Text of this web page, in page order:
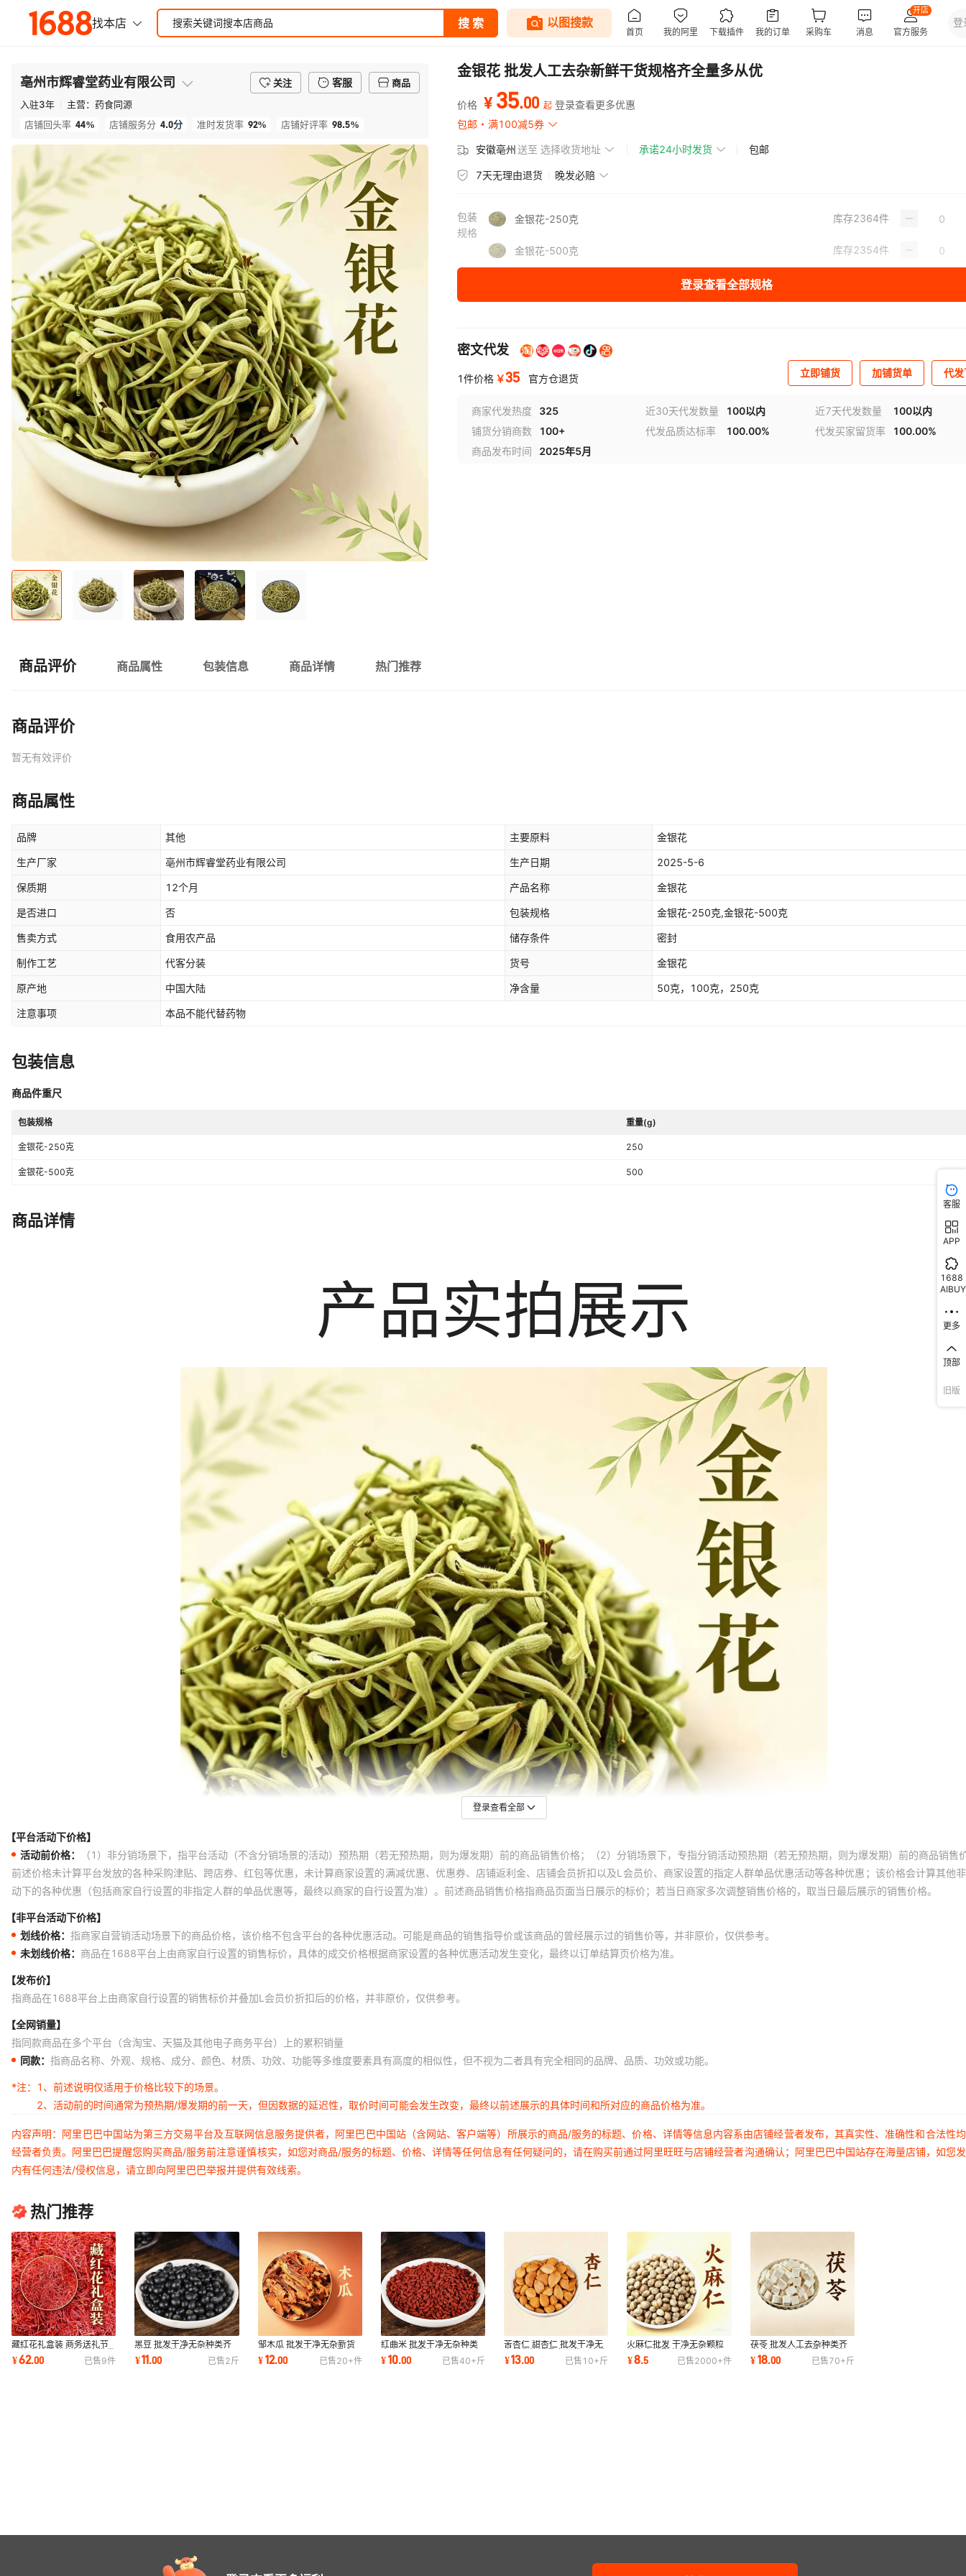
亳州市辉睿堂药业有限公司 关注 客服
商品
入驻3年 主营： 药食同源
店铺回头率 44% 店铺服务分 4.0分 准时发货率 92% 店铺好评率 98.5%
金银花 批发人工去杂新鲜干货规格齐全量多从优
价格 ¥ 35.00 起 登录查看更多优惠
包邮
满100减5券
安徽亳州送至 选择收货地址 承诺24小时发货 包邮
7天无理由退货 晚发必赔
包装
规格
金银花-250克 库存2364件
金银花-500克 库存2354件
登录查看全部规格
密文代发
1件价格 ￥35 官方仓退货 立即铺货 加铺货单 代
商家代发热度 325 近30天代发数量 100以内 近7天代发数量
100以内
铺货分销商数
100+ 代发品质达标率 100.00% 代发买家留货率
100.00%
商品发布时间
2025年5月
商品评价 商品属性 包装信息 商品详情 热门推荐
商品评价
暂无有效评价
商品属性
品牌 其他 主要原料 金银花
生产厂家 亳州市辉睿堂药业有限公司 生产日期 2025-5-6
保质期 12个月 产品名称 金银花
是否进口 否 包装规格 金银花-250克,金银花-500克
售卖方式 食用农产品 储存条件 密封
制作工艺 代客分装 货号 金银花
原产地 中国大陆 净含量 50克，100克，250克
注意事项 本品不能代替药物
包装信息
商品件重尺
包装规格 重量(g)
金银花-250克 250
金银花-500克 500
商品详情
登录查看全部
【平台活动下价格】
活动前价格：
（1）非分销场景下，指平台活动（不含分销场景的活动）预热期（若无预热期，则为爆发期）前的商品销售价格；（2）分销场景下，专指分销活动预热期（若无预热期，则为爆发期）前的商品销售
前述价格未计算平台发放的各种采购津贴、跨店券、红包等优惠，未计算商家设置的满减优惠、优惠券、店铺返利金、店铺会员折扣以及L会员价、商家设置的指定人群单品优惠活动等各种优惠；该价格会计算其他
动下的各种优惠（包括商家自行设置的非指定人群的单品优惠等，最终以商家的自行设置为准）。前述商品销售价格指商品页面当日展示的标价；若当日商家多次调整销售价格的，取当日最后展示的销售价格。
【非平台活动下价格】
划线价格： 指商家自营销活动场景下的商品价格，该价格不包含平台的各种优惠活动。可能是商品的销售指导价或该商品的曾经展示过的销售价等，并非原价，仅供参考。
未划线价格： 商品在1688平台上由商家自行设置的销售标价，具体的成交价格根据商家设置的各种优惠活动发生变化，最终以订单结算页价格为准。
【发布价】
指商品在1688平台上由商家自行设置的销售标价并叠加L会员价折扣后的价格，并非原价，仅供参考。
【全网销量】
指同款商品在多个平台（含淘宝、天猫及其他电子商务平台）上的累积销量
同款： 指商品名称、外观、规格、成分、颜色、材质、功效、功能等多维度要素具有高度的相似性，但不视为二者具有完全相同的品牌、品质、功效或功能。
*注：
1、前述说明仅适用于价格比较下的场景。
2、活动前的时间通常为预热期/爆发期的前一天，但因数据的延迟性，取价时间可能会发生改变，最终以前述展示的具体时间和所对应的商品价格为准。
内容声明：阿里巴巴中国站为第三方交易平台及互联网信息服务提供者，阿里巴巴中国站（含网站、客户端等）所展示的商品/服务的标题、价格、详情等信息内容系由店铺经营者发布，其真实性、准确性和合法性
经营者负责。阿里巴巴提醒您购买商品/服务前注意谨慎核实，如您对商品/服务的标题、价格、详情等任何信息有任何疑问的，请在购买前通过阿里旺旺与店铺经营者沟通确认；阿里巴巴中国站存在海量店铺，如您
内有任何违法/侵权信息，请立即向阿里巴巴举报并提供有效线索。
热门推荐
藏红花礼盒装 商务送礼节
日礼盒精选花丝包装多批发
量多从优
¥62.00 已售9件
黑豆 批发干净无杂种类齐
全干货新货量多从优
¥11.00 已售2斤
邹木瓜 批发干净无杂新货
正品木瓜片煮汤原料量大从
优
¥12.00 已售20+件
红曲米 批发干净无杂种类
齐全干货量多从优
¥10.00 已售40+斤
苦杏仁 甜杏仁 批发干净无
杂新货饱满量多从优可去皮
¥13.00 已售 10+斤
火麻仁批发 干净无杂颗粒
去壳鸟粮鹦鹉粮量大从优
品种齐全
¥8.5 已售2000+件
茯苓 批发人工去杂种类齐
全新鲜干货新货量多从优
¥18.00 已售70+斤
客服
APP
1688
AIBUY
更多
顶部
旧版